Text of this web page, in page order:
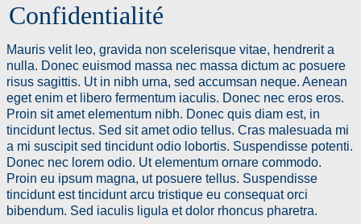
Confidentialité
Mauris velit leo, gravida non scelerisque vitae, hendrerit a
nulla. Donec euismod massa nec massa dictum ac posuere
risus sagittis. Ut in nibh urna, sed accumsan neque. Aenean
eget enim et libero fermentum iaculis. Donec nec eros eros.
Proin sit amet elementum nibh. Donec quis diam est, in
tincidunt lectus. Sed sit amet odio tellus. Cras malesuada mi
a mi suscipit sed tincidunt odio lobortis. Suspendisse potenti.
Donec nec lorem odio. Ut elementum ornare commodo.
Proin eu ipsum magna, ut posuere tellus. Suspendisse
tincidunt est tincidunt arcu tristique eu consequat orci
bibendum. Sed iaculis ligula et dolor rhoncus pharetra.